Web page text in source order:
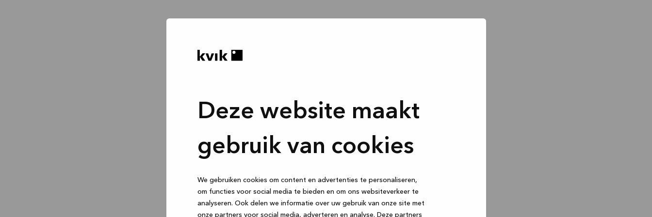
Deze website maakt
gebruik van cookies
We gebruiken cookies om content en advertenties te personaliseren,
om functies voor social media te bieden en om ons websiteverkeer te
analyseren. Ook delen we informatie over uw gebruik van onze site met
onze partners voor social media, adverteren en analyse. Deze partners